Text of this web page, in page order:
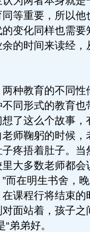
等重要，所以他
变化同样也需要
的时间来读经，
教育的不同性
同形式的教育也
了这么个故事，
师鞠躬的时候，
疼捂着肚子。当
大多数老师都会
而在明生书舍，
课程行将结束的
面站着，孩子之
弟弟好。